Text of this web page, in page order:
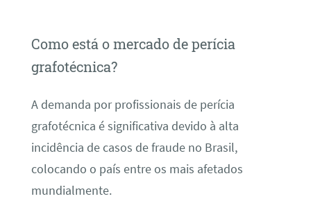
Como está o mercado de perícia
grafotécnica?
A demanda por profissionais de perícia
grafotécnica é significativa devido à alta
incidência de casos de fraude no Brasil,
colocando o país entre os mais afetados
mundialmente.